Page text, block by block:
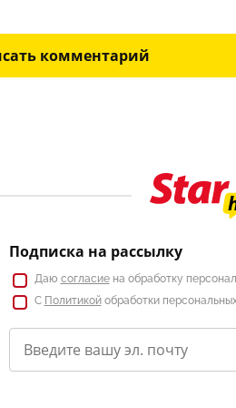
комментарий
Подписка на рассылку
Даю согласиена обработку
С Политикойобработки